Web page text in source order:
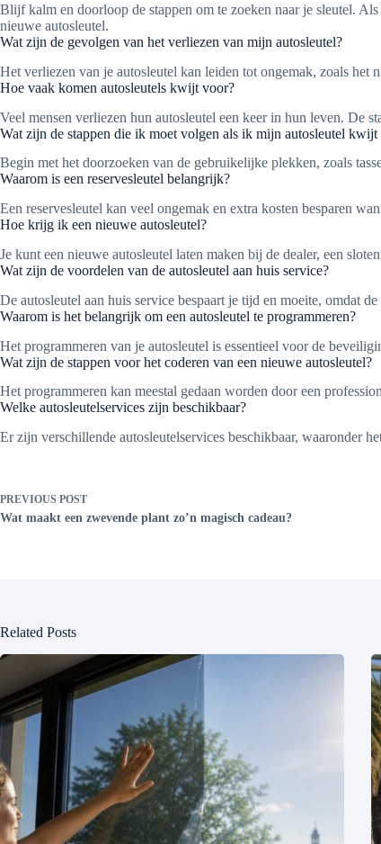
Blijf kalm en doorloop de stappen om te zoeken naar je sleutel.
nieuwe autosleutel.
Wat zijn de gevolgen van het verliezen van mijn autosleutel?
Het verliezen van je autosleutel kan leiden tot ongemak, zoals
Hoe vaak komen autosleutels kwijt voor?
Veel mensen verliezen hun autosleutel een keer in hun leven. De
Wat zijn de stappen die ik moet volgen als ik mijn autosleutel kwijt
Begin met het doorzoeken van de gebruikelijke plekken, zoals
Waarom is een reservesleutel belangrijk?
Een reservesleutel kan veel ongemak en extra kosten besparen
Hoe krijg ik een nieuwe autosleutel?
Je kunt een nieuwe autosleutel laten maken bij de dealer, een
Wat zijn de voordelen van de autosleutel aan huis service?
De autosleutel aan huis service bespaart je tijd en moeite, omdat
Waarom is het belangrijk om een autosleutel te programmeren?
Het programmeren van je autosleutel is essentieel voor de
Wat zijn de stappen voor het coderen van een nieuwe autosleutel?
Het programmeren kan meestal gedaan worden door een
Welke autosleutelservices zijn beschikbaar?
Er zijn verschillende autosleutelservices beschikbaar, waaronder
PREVIOUS POST
Wat maakt een zwevende plant zo’n magisch cadeau?
Related Posts